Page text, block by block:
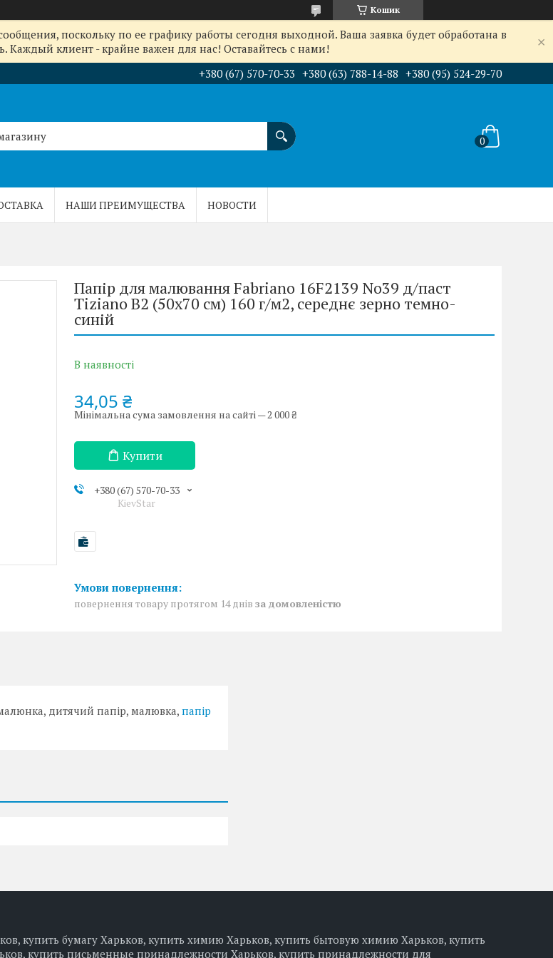
Кошик
поскольку по ее графику работы сегодня выходной. Ваша заявка будет обработана в
клиент - крайне важен для нас! Оставайтесь с нами!
+380 (67) 570-70-33 +380 (63) 788-14-88 +380 (95) 524-29-70
НАШИ ПРЕИМУЩЕСТВА НОВОСТИ
Папір для малювання Fabriano 16F2139 No39 д/паст
Tiziano B2 (50х70 см) 160 г/м2, середнє зерно темно-
синій
В наявності
34,05 ₴
Мінімальна сума замовлення на сайті — 2 000 ₴
Купити
+380 (67) 570-70-33
KievStar
повернення товару протягом 14 днів за домовленістю
дитячий папір, малювка, папір
купить бумагу Харьков, купить химию Харьков, купить бытовую химию Харьков, купить
купить письменные принадлежности Харьков, купить принадлежности для